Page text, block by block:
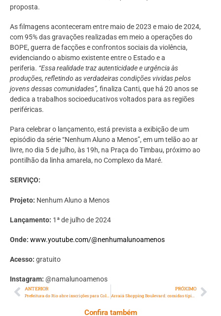
proposta.
As filmagens aconteceram entre maio de 2023 e maio de 2024,
com 95% das gravações realizadas em meio a operações do
BOPE, guerra de facções e confrontos sociais da violência,
evidenciando o abismo existente entre o Estado e a
periferia. “Essa realidade traz autenticidade e urgência às
produções, refletindo as verdadeiras condições vividas pelos
jovens dessas comunidades”, finaliza Canti, que há 20 anos se
dedica a trabalhos socioeducativos voltados para as regiões
periféricas.
Para celebrar o lançamento, está prevista a exibição de um
episódio da série “Nenhum Aluno a Menos”, em um telão ao ar
livre, no dia 5 de julho, às 19h, na Praça do Timbau, próximo ao
pontilhão da linha amarela, no Complexo da Maré.
SERVIÇO:
Projeto: Nenhum Aluno a Menos
Lançamento: 1ª de julho de 2024
Onde: www.youtube.com/@nenhumalunoamenos
Acesso: gratuito
Instagram: @namalunoamenos
ANTERIOR
Prefeitura do Rio abre inscrições para Colônia de Férias na próxima terça-feira, 02 de julho
PRÓXIMO
Arraiá Shopping Boulevard: comidas típicas, quadrilhas e shows prometem agitar o terraço mais charmoso de Vila Isabel em julho
Confira também